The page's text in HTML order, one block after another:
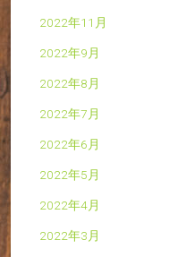
2022年11月
2022年9月
2022年8月
2022年7月
2022年6月
2022年5月
2022年4月
2022年3月